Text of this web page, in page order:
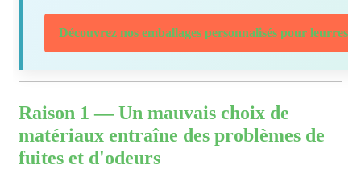
Découvrez nos emballages personnalisés pour leurres
Raison 1 — Un mauvais choix de
matériaux entraîne des problèmes de
fuites et d'odeurs